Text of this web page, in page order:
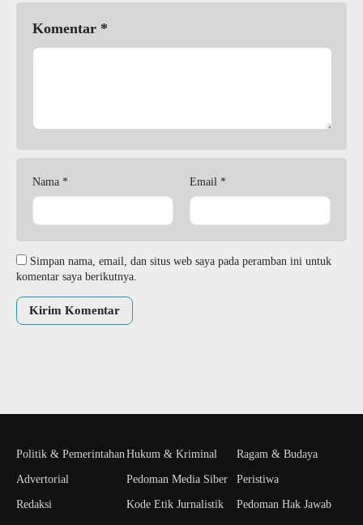
Komentar *
Nama * Email *
Simpan nama, email, dan situs web saya pada peramban ini untuk
komentar saya berikutnya.
Politik & Pemerintahan
Advertorial
Redaksi
Hukum & Kriminal
Pedoman Media Siber
Kode Etik Jurnalistik
Ragam & Budaya
Peristiwa
Pedoman Hak Jawab